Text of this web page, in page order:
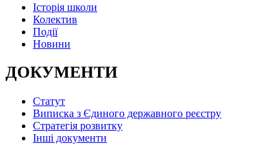
Історія школи
Колектив
Події
Новини
ДОКУМЕНТИ
Статут
Виписка з Єдиного державного реєстру
Стратегія розвитку
Інші документи